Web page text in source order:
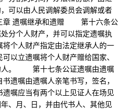
可以由人民调解委员会调解或者
章 遗嘱继承和遗赠 第十六条公
分个人财产，并可以指定遗嘱执
人财产指定由法定继承人的一
立遗嘱将个人财产赠给国家、
人。 第十七条公证遗嘱由遗嘱
嘱由遗嘱人亲笔书写，签名，
应当有两个以上见证人在场见
、月、日，并由代书人、其他见